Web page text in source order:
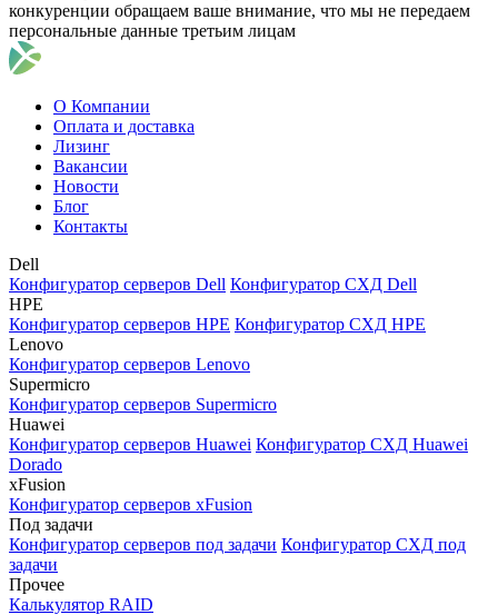
конкуренции обращаем ваше внимание, что мы не передаем
персональные данные третьим лицам
О Компании
Оплата и доставка
Лизинг
Вакансии
Новости
Блог
Контакты
Dell
Конфигуратор серверов Dell Конфигуратор СХД Dell
HPE
Конфигуратор серверов HPE Конфигуратор СХД HPE
Lenovo
Конфигуратор серверов Lenovo
Supermicro
Конфигуратор серверов Supermicro
Huawei
Конфигуратор серверов Huawei Конфигуратор СХД Huawei
Dorado
xFusion
Конфигуратор серверов xFusion
Под задачи
Конфигуратор серверов под задачи Конфигуратор СХД под
задачи
Прочее
Калькулятор RAID